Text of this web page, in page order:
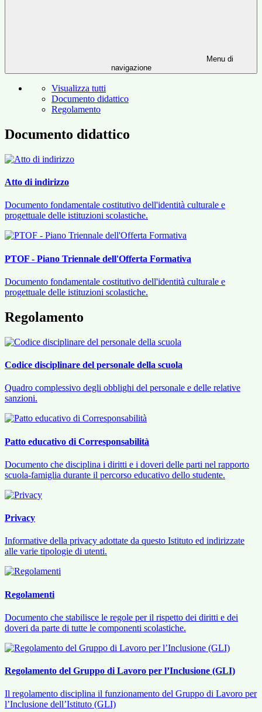
Menu di
navigazione
Visualizza tutti
Documento didattico
Regolamento
Documento didattico
Atto di indirizzo
Documento fondamentale costitutivo dell'identità culturale e
progettuale delle istituzioni scolastiche.
PTOF - Piano Triennale dell'Offerta Formativa
Documento fondamentale costitutivo dell'identità culturale e
progettuale delle istituzioni scolastiche.
Regolamento
Codice disciplinare del personale della scuola
Quadro complessivo degli obblighi del personale e delle relative
sanzioni.
Patto educativo di Corresponsabilità
Documento che disciplina i diritti e i doveri delle parti nel rapporto
scuola-famiglia durante il percorso educativo dello studente.
Privacy
Informative della privacy adottate da questo Istituto ed indirizzate
alle varie tipologie di utenti.
Regolamenti
Documento che stabilisce le regole per il rispetto dei diritti e dei
doveri da parte di tutte le componenti scolastiche.
Regolamento del Gruppo di Lavoro per l’Inclusione (GLI)
Il regolamento disciplina il funzionamento del Gruppo di Lavoro per
l’Inclusione dell’Istituto (GLI)